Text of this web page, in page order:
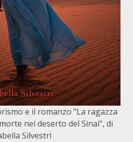
e il romanzo "La ragazza
nel deserto del Sinai", di
Silvestri